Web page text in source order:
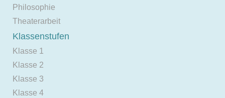
Philosophie
Theaterarbeit
Klassenstufen
Klasse 1
Klasse 2
Klasse 3
Klasse 4